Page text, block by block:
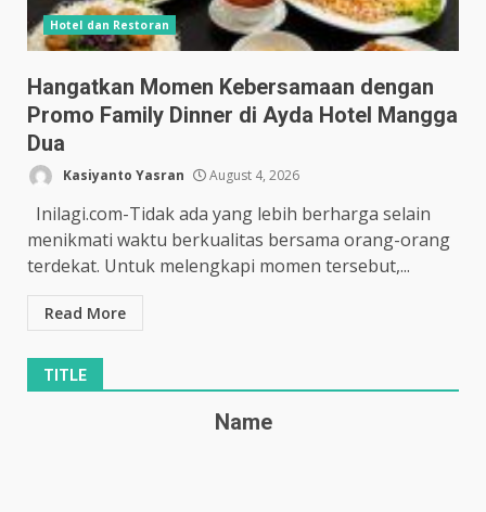
Hotel dan Restoran
Hangatkan Momen Kebersamaan dengan
Promo Family Dinner di Ayda Hotel Mangga
Dua
Kasiyanto Yasran August 4, 2026
Inilagi.com-Tidak ada yang lebih berharga selain
menikmati waktu berkualitas bersama orang-orang
terdekat. Untuk melengkapi momen tersebut,...
Read More
TITLE
Name